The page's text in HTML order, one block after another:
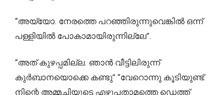
“അയ്യോ. നേരത്തെ പറഞ്ഞിരുന്നുവെങ്കിൽ ഒന്ന്
പള്ളിയിൽ പോകാമായിരുന്നില്ലേ”.
“അത് കുഴപ്പമില്ല. ഞാൻ വീട്ടിലിരുന്ന്
കുർബാനയൊക്കെ കണ്ടു” “വേറൊന്നു കൂടിയുണ്ട്.
നിന്റെ അമ്മച്ചിയുടെ എഴുപതാമത്തെ ഡെത്ത്